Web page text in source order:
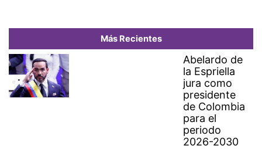
Más Recientes
Abelardo de
la Espriella
jura como
presidente
de Colombia
para el
periodo
2026-2030